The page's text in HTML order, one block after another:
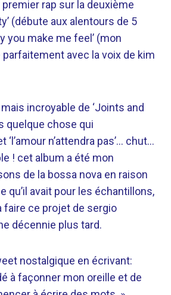
premier rap sur la deuxième
(débute aux alentours de 5
you make me feel’ (mon
avec la voix de kim
incroyable de ‘Joints and
quelque chose qui
‘l’amour n’attendra pas’… chut…
! cet album a été mon
de la bossa nova en raison
qu’il avait pour les échantillons,
faire ce projet de sergio
décennie plus tard.
nostalgique en écrivant:
à façonner mon oreille et de